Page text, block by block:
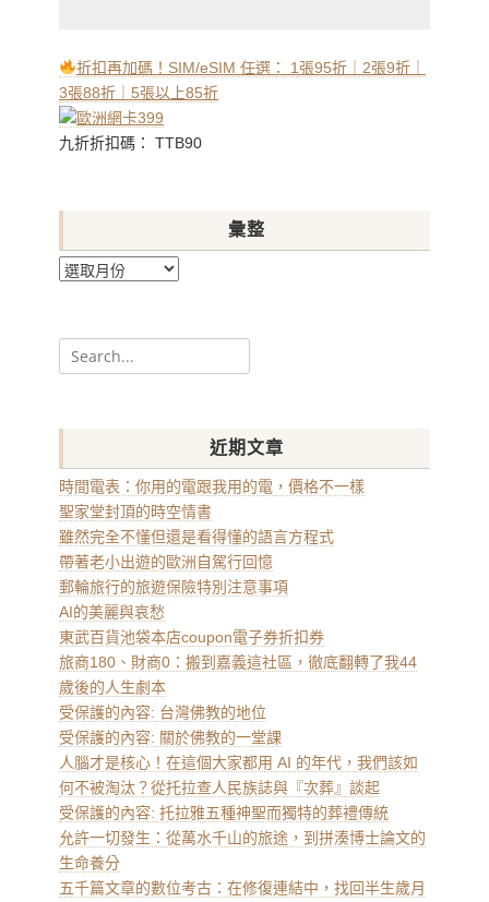
折扣再加碼！SIM/eSIM 任選： 1張95折｜2張9折｜
3張88折｜5張以上85折
九折折扣碼： TTB90
彙整
彙
Search
for:
近期文章
時間電表：你用的電跟我用的電，價格不一樣
聖家堂封頂的時空情書
雖然完全不懂但還是看得懂的語言方程式
帶著老小出遊的歐洲自駕行回憶
郵輪旅行的旅遊保險特別注意事項
AI的美麗與哀愁
東武百貨池袋本店coupon電子券折扣券
旅商180、財商0：搬到嘉義這社區，徹底翻轉了我44
歲後的人生劇本
受保護的內容: 台灣佛教的地位
受保護的內容: 關於佛教的一堂課
人腦才是核心！在這個大家都用 AI 的年代，我們該如
何不被淘汰？從托拉查人民族誌與『次葬』談起
受保護的內容: 托拉雅五種神聖而獨特的葬禮傳統
允許一切發生：從萬水千山的旅途，到拼湊博士論文的
生命養分
五千篇文章的數位考古：在修復連結中，找回半生歲月